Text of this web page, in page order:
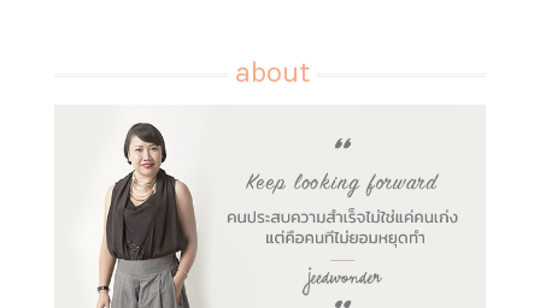
about